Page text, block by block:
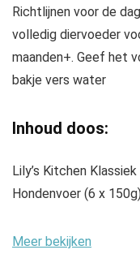
Richtlijnen voor de
volledig diervoeder
maanden+. Geef het
bakje vers water
Inhoud doos:
Lily’s Kitchen
Hondenvoer (6 x
Meer bekijken